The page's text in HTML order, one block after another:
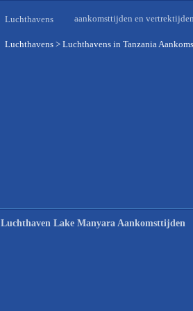
Luchthavens aankomsttijden en vertrektijden
Luchthavens > Luchthavens in Tanzania
Luchthaven Lake Manyara Aankomsttijden